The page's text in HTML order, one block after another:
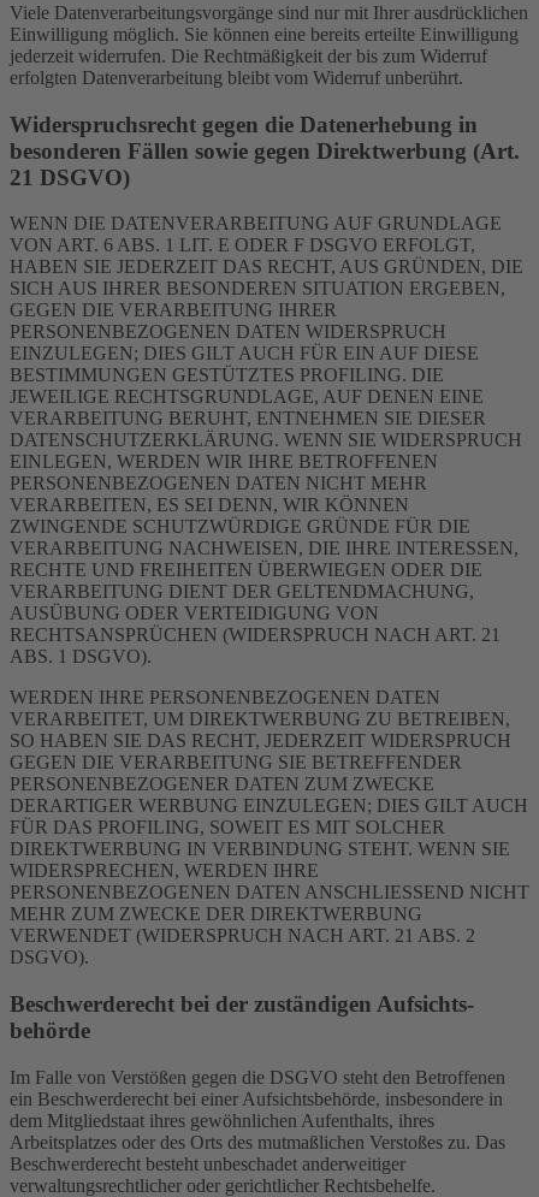
Viele Datenverarbeitungsvorgänge sind nur mit Ihrer ausdrücklichen
Einwilligung möglich. Sie können eine bereits erteilte Einwilligung
jederzeit widerrufen. Die Rechtmäßigkeit der bis zum Widerruf
erfolgten Datenverarbeitung bleibt vom Widerruf unberührt.
Widerspruchsrecht gegen die Datenerhebung in
besonderen Fällen sowie gegen Direktwerbung (Art.
21 DSGVO)
WENN DIE DATENVERARBEITUNG AUF GRUNDLAGE
VON ART. 6 ABS. 1 LIT. E ODER F DSGVO ERFOLGT,
HABEN SIE JEDERZEIT DAS RECHT, AUS GRÜNDEN, DIE
SICH AUS IHRER BESONDEREN SITUATION ERGEBEN,
GEGEN DIE VERARBEITUNG IHRER
PERSONENBEZOGENEN DATEN WIDERSPRUCH
EINZULEGEN; DIES GILT AUCH FÜR EIN AUF DIESE
BESTIMMUNGEN GESTÜTZTES PROFILING. DIE
JEWEILIGE RECHTSGRUNDLAGE, AUF DENEN EINE
VERARBEITUNG BERUHT, ENTNEHMEN SIE DIESER
DATENSCHUTZERKLÄRUNG. WENN SIE WIDERSPRUCH
EINLEGEN, WERDEN WIR IHRE BETROFFENEN
PERSONENBEZOGENEN DATEN NICHT MEHR
VERARBEITEN, ES SEI DENN, WIR KÖNNEN
ZWINGENDE SCHUTZWÜRDIGE GRÜNDE FÜR DIE
VERARBEITUNG NACHWEISEN, DIE IHRE INTERESSEN,
RECHTE UND FREIHEITEN ÜBERWIEGEN ODER DIE
VERARBEITUNG DIENT DER GELTENDMACHUNG,
AUSÜBUNG ODER VERTEIDIGUNG VON
RECHTSANSPRÜCHEN (WIDERSPRUCH NACH ART. 21
ABS. 1 DSGVO).
WERDEN IHRE PERSONENBEZOGENEN DATEN
VERARBEITET, UM DIREKTWERBUNG ZU BETREIBEN,
SO HABEN SIE DAS RECHT, JEDERZEIT WIDERSPRUCH
GEGEN DIE VERARBEITUNG SIE BETREFFENDER
PERSONENBEZOGENER DATEN ZUM ZWECKE
DERARTIGER WERBUNG EINZULEGEN; DIES GILT AUCH
FÜR DAS PROFILING, SOWEIT ES MIT SOLCHER
DIREKTWERBUNG IN VERBINDUNG STEHT. WENN SIE
WIDERSPRECHEN, WERDEN IHRE
PERSONENBEZOGENEN DATEN ANSCHLIESSEND NICHT
MEHR ZUM ZWECKE DER DIREKTWERBUNG
VERWENDET (WIDERSPRUCH NACH ART. 21 ABS. 2
DSGVO).
Beschwerde­recht bei der zuständigen Aufsichts­
behörde
Im Falle von Verstößen gegen die DSGVO steht den Betroffenen
ein Beschwerderecht bei einer Aufsichtsbehörde, insbesondere in
dem Mitgliedstaat ihres gewöhnlichen Aufenthalts, ihres
Arbeitsplatzes oder des Orts des mutmaßlichen Verstoßes zu. Das
Beschwerderecht besteht unbeschadet anderweitiger
verwaltungsrechtlicher oder gerichtlicher Rechtsbehelfe.